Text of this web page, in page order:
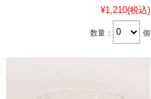
¥1,210(税込)
数量： 個